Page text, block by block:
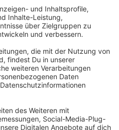
zum Thema:
vor Baden im Rhein